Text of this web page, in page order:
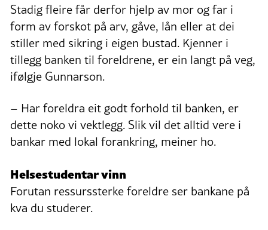
Stadig fleire får derfor hjelp av mor og far i
form av forskot på arv, gåve, lån eller at dei
stiller med sikring i eigen bustad. Kjenner i
tillegg banken til foreldrene, er ein langt på veg,
ifølgje Gunnarson.
– Har foreldra eit godt forhold til banken, er
dette noko vi vektlegg. Slik vil det alltid vere i
bankar med lokal forankring, meiner ho.
Helsestudentar vinn
Forutan ressurssterke foreldre ser bankane på
kva du studerer.